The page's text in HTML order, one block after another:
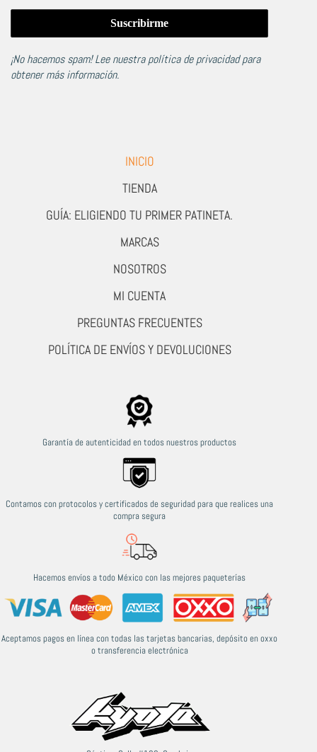
¡No hacemos spam! Lee nuestrapolítica de privacidadpara
obtener más información.
INICIO
TIENDA
GUÍA: ELIGIENDO TU PRIMER PATINETA.
MARCAS
NOSOTROS
MI CUENTA
PREGUNTAS FRECUENTES
POLÍTICA DE ENVÍOS Y DEVOLUCIONES
Garantía de autenticidad en todos nuestros productos
Contamos con protocolos y certificados de seguridad para que realices una
compra segura
Hacemos envíos a todo México con las mejores paqueterías
Aceptamos pagos en línea con todas las tarjetas bancarias, depósito en oxxo
o transferencia electrónica